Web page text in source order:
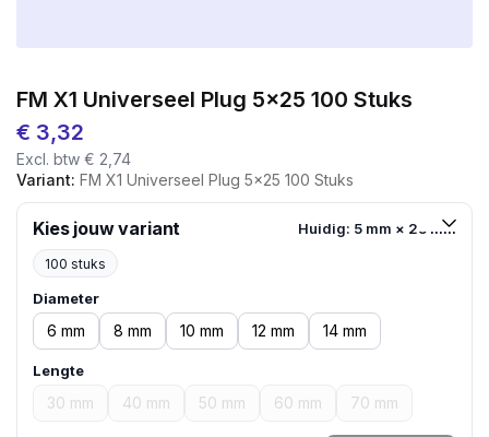
FM X1 Universeel Plug 5×25 100 Stuks
€ 3,32
Excl. btw € 2,74
Variant: FM X1 Universeel Plug 5x25 100 Stuks
Kies jouw variant Huidig: 5 mm × 25 mm
100 stuks
Diameter
6 mm 8 mm 10 mm 12 mm 14 mm
Lengte
30 mm 40 mm 50 mm 60 mm 70 mm